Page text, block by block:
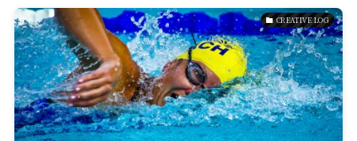
Reservation
公式アプリ
Contact
CREATIVE LOG